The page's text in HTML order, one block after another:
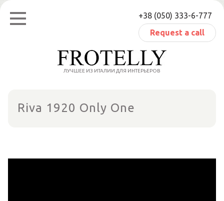
Skip
content
+38 (050) 333-6-777
Request a call
ЛУЧШЕЕ ИЗ ИТАЛИИ ДЛЯ ИНТЕРЬЕРОВ
Riva 1920 Only One